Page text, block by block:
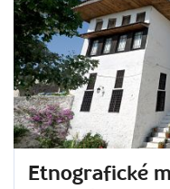
Etnografické